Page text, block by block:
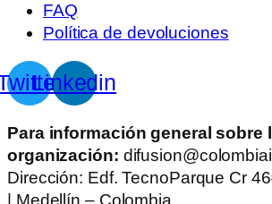
FAQ
Política de devoluciones
Linkedin
Para información general sobre
organización:
Dirección: Edf. TecnoParque Cr
| Medellín – Colombia